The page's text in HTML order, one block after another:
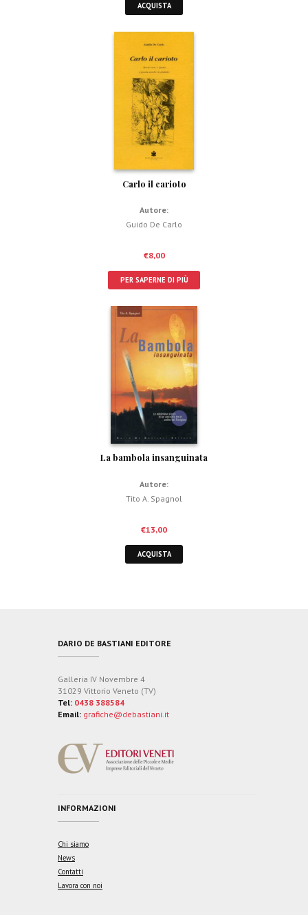
ACQUISTA
Carlo il carioto
Autore:
Guido De Carlo
€8,00
PER SAPERNE DI PIÙ
La bambola insanguinata
Autore:
Tito A. Spagnol
€13,00
ACQUISTA
DARIO DE BASTIANI EDITORE
Galleria IV Novembre 4
31029 Vittorio Veneto (TV)
Tel: 0438 388584
Email: grafiche@debastiani.it
INFORMAZIONI
Chi siamo
News
Contatti
Lavora con noi